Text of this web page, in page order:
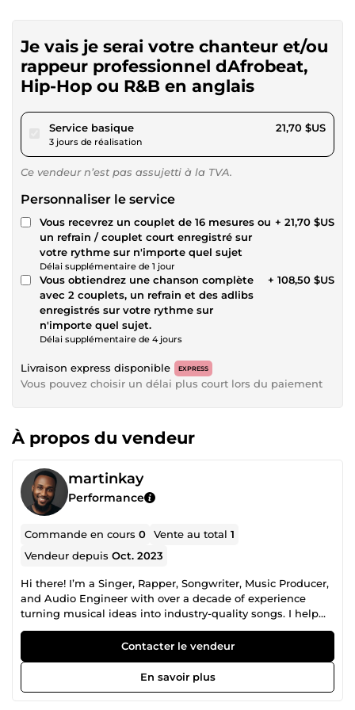
Je vais je serai votre chanteur et/ou
rappeur professionnel dAfrobeat,
Hip-Hop ou R&B en anglais
Service basiquepour 20,00 $US
3 jours de réalisation
21,70 $US
Ce vendeur n’est pas assujetti à la TVA.
Personnaliser le service
Vous recevrez un couplet de 16 mesures ou
un refrain / couplet court enregistré sur
votre rythme sur n'importe quel sujet
Délai supplémentaire de 1 jour
+ 21,70 $US
Vous obtiendrez une chanson complète
avec 2 couplets, un refrain et des adlibs
enregistrés sur votre rythme sur
n'importe quel sujet.
Délai supplémentaire de 4 jours
+ 108,50 $US
Livraison express disponible EXPRESS
Vous pouvez choisir un délai plus court lors du paiement
À propos du vendeur
martinkay
Performance
Commande en cours0 Vente au total1
Vendeur depuisOct. 2023
Hi there! I’m a Singer, Rapper, Songwriter, Music Producer,
and Audio Engineer with over a decade of experience
turning musical ideas into industry-quality songs. I help
artists, creators, and brands bring their sound to life —
from concept to polished release. My expertise spans
Afrobeats, Hip-Hop, R&amp;B, Afro-fusion, Lo-Fi, and Pop,
blending African rhythm with global sound. Whether you
need a catchy hook, a custom beat, professional vocals, or
Contacter le vendeur
En savoir plus